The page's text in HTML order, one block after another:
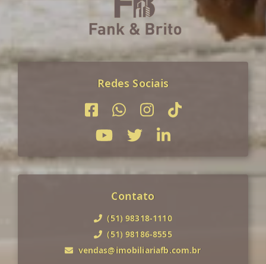
Redes Sociais
Contato
(51) 98318-1110
(51) 98186-8555
vendas@imobiliariafb.com.br